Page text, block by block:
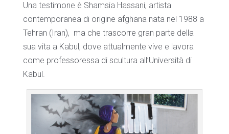
Una testimone è Shamsia Hassani, artista
contemporanea di origine afghana nata nel 1988 a
Tehran (Iran), ma che trascorre gran parte della
sua vita a Kabul, dove attualmente vive e lavora
come professoressa di scultura all’Università di
Kabul.